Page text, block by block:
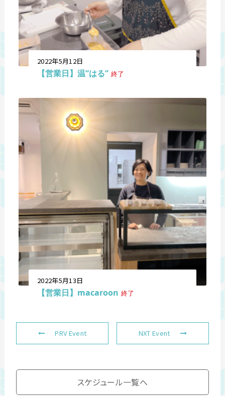
2022年5月12日
【営業日】温”はる” 終了
2022年5月13日
【営業日】macaroon 終了
PRV Event NXT Event
スケジュール一覧へ